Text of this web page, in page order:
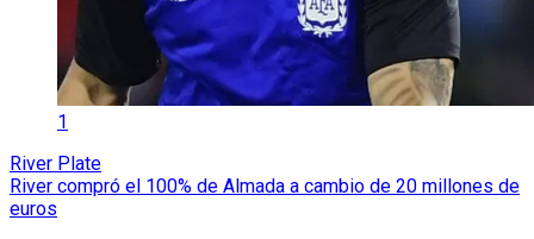
1
River Plate
River compró el 100% de Almada a cambio de 20 millones de
euros